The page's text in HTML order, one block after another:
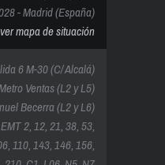
- Madrid (España)
ver mapa de situación
6 M-30 (C/ Alcalá)
Ventas (L2 y L5)
Becerra (L2 y L6)
2, 12, 21, 38, 53,
110, 143, 146, 156,